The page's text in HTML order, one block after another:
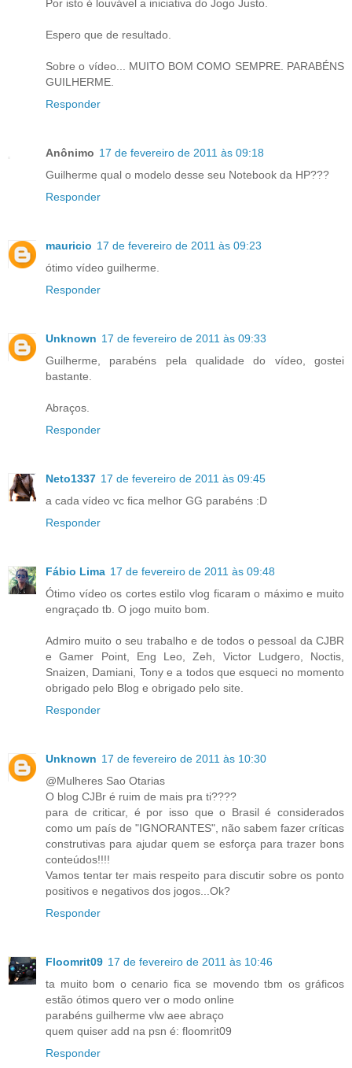
Por isto é louvável a iniciativa do Jogo Justo.
Espero que de resultado.
Sobre o vídeo... MUITO BOM COMO SEMPRE. PARABÉNS
GUILHERME.
Responder
Anônimo 17 de fevereiro de 2011 às 09:18
Guilherme qual o modelo desse seu Notebook da HP???
Responder
mauricio 17 de fevereiro de 2011 às 09:23
ótimo vídeo guilherme.
Responder
Unknown 17 de fevereiro de 2011 às 09:33
Guilherme, parabéns pela qualidade do vídeo, gostei
bastante.
Abraços.
Responder
Neto1337 17 de fevereiro de 2011 às 09:45
a cada vídeo vc fica melhor GG parabéns :D
Responder
Fábio Lima 17 de fevereiro de 2011 às 09:48
Ótimo vídeo os cortes estilo vlog ficaram o máximo e muito
engraçado tb. O jogo muito bom.
Admiro muito o seu trabalho e de todos o pessoal da CJBR
e Gamer Point, Eng Leo, Zeh, Victor Ludgero, Noctis,
Snaizen, Damiani, Tony e a todos que esqueci no momento
obrigado pelo Blog e obrigado pelo site.
Responder
Unknown 17 de fevereiro de 2011 às 10:30
@Mulheres Sao Otarias
O blog CJBr é ruim de mais pra ti????
para de criticar, é por isso que o Brasil é considerados
como um país de "IGNORANTES", não sabem fazer críticas
construtivas para ajudar quem se esforça para trazer bons
conteúdos!!!!
Vamos tentar ter mais respeito para discutir sobre os ponto
positivos e negativos dos jogos...Ok?
Responder
Floomrit09 17 de fevereiro de 2011 às 10:46
ta muito bom o cenario fica se movendo tbm os gráficos
estão ótimos quero ver o modo online
parabéns guilherme vlw aee abraço
quem quiser add na psn é: floomrit09
Responder